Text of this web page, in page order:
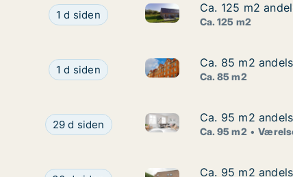
Ca. 125 m2 andelsbolig til salg i 5400
1 d siden Ca. 125 m2 andelsbolig til
Ca. 125 m2
Ca. 125 m2
Ca. 125 m2
Ca. 85 m2 andelsbolig til salg i 5620
1 d siden Ca. 85 m2 andelsbolig til
Ca. 85 m2
Ca. 85 m2
Ca. 85 m2
Ca. 95 m2 andelsbolig til salg i 5492
29 d siden Ca. 95 m2 andelsbolig til
Ca. 95 m2
Ca. 95 m2
Ca. 95 m2
Ca. 95 m2
Ca. 95 m2